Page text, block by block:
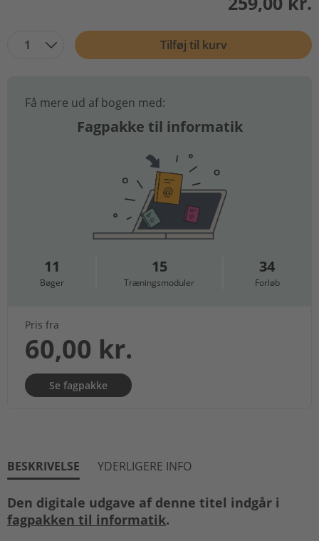
1 Tilføj til kurv
Få mere ud af bogen med:
Fagpakke til informatik
11
Bøger
15
Træningsmoduler
34
Forløb
Pris fra
60,00 kr.
Se fagpakke
BESKRIVELSE YDERLIGERE INFO
Den digitale udgave af denne titel indgår i
fagpakken til informatik.